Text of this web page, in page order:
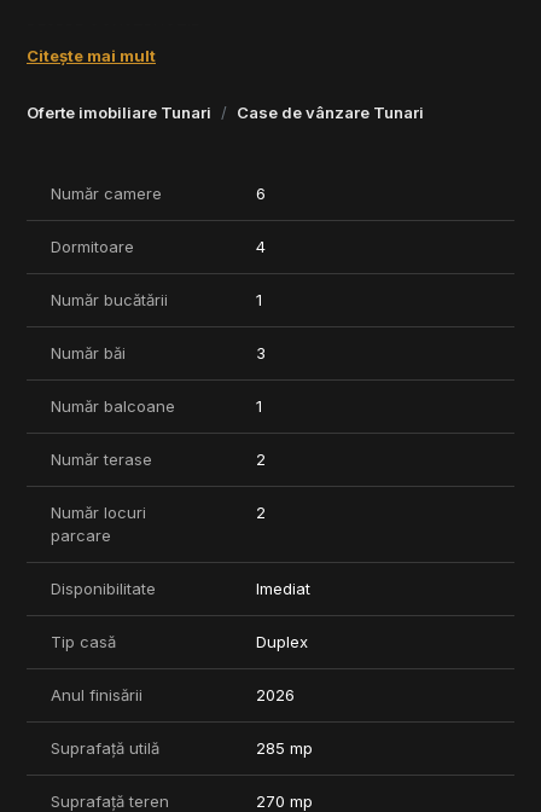
Oferte imobiliare Tunari Case de vânzare Tunari
Desi este in regim duplex, fiecare unitate are fundatie
25 cm caramida), oferind intimitate si confort ridicat.
- Caramida Porotherm Robust
- Tamplarie Salamander Tripan BlueEvolution 92
- Incalzire in pardoseala Qteq cu termostate WiFi
- Obiecte sanitare Geberit
- Instalatii electrice Gewiss
retea.
COMPARTIMENTARE – 283 mp construiti
- Etaj 1 (95 mp + 8 mp balcon): dormitor matrimonial cu baie si
dressing, 2 dormitoare, baie
- Etaj 2 (95 mp): mansarda open space configurabila dupa
preferinte
Predare in 60-75 zile. Finisajele finale se aleg impreuna cu
clientul.
COMISION 0%
Citește mai mult
Număr camere 6
Dormitoare 4
Număr bucătării 1
Număr băi 3
Număr balcoane 1
Număr terase 2
Număr locuri
parcare
2
Disponibilitate Imediat
Tip casă Duplex
Anul finisării 2026
Suprafață utilă 285 mp
Suprafață teren 270 mp